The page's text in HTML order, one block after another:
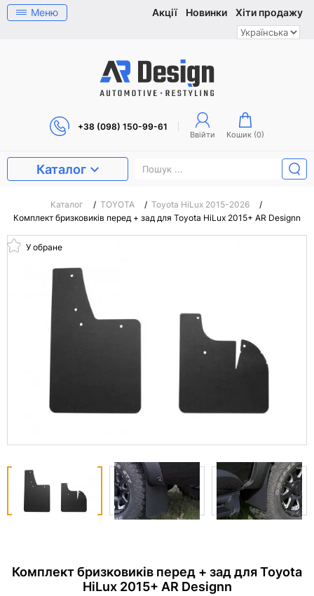
Меню Акції Новинки Хіти продажу
+38 (098) 150-99-61
Ввійти Кошик (0)
Каталог
Каталог / TOYOTA / Toyota HiLux 2015-2026
/
Комплект бризковиків перед + зад для Toyota HiLux 2015+ AR Designn
У обране
Комплект бризковиків перед + зад для Toyota
HiLux 2015+ AR Designn